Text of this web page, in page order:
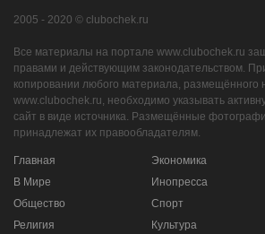
2005 - 2020 © clubochek.ru
Все материалы на портале www.clubochek.ru
правами и действующим законодательством.
копировании любого материала, размещённого
www.clubochek.ru, необходимо указывать
сайт в виде источника. Размещённые
принадлежат их правообладателям.
Главная
В Мире
Общество
Религия
Экономика
Инопресса
Спорт
Культура